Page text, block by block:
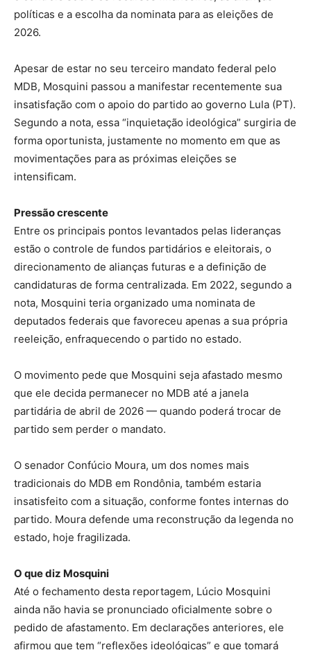
políticas e a escolha da nominata para as eleições de
2026.
Apesar de estar no seu terceiro mandato federal pelo
MDB, Mosquini passou a manifestar recentemente sua
insatisfação com o apoio do partido ao governo Lula (PT).
Segundo a nota, essa “inquietação ideológica” surgiria de
forma oportunista, justamente no momento em que as
movimentações para as próximas eleições se
intensificam.
Pressão crescente
Entre os principais pontos levantados pelas lideranças
estão o controle de fundos partidários e eleitorais, o
direcionamento de alianças futuras e a definição de
candidaturas de forma centralizada. Em 2022, segundo a
nota, Mosquini teria organizado uma nominata de
deputados federais que favoreceu apenas a sua própria
reeleição, enfraquecendo o partido no estado.
O movimento pede que Mosquini seja afastado mesmo
que ele decida permanecer no MDB até a janela
partidária de abril de 2026 — quando poderá trocar de
partido sem perder o mandato.
O senador Confúcio Moura, um dos nomes mais
tradicionais do MDB em Rondônia, também estaria
insatisfeito com a situação, conforme fontes internas do
partido. Moura defende uma reconstrução da legenda no
estado, hoje fragilizada.
O que diz Mosquini
Até o fechamento desta reportagem, Lúcio Mosquini
ainda não havia se pronunciado oficialmente sobre o
pedido de afastamento. Em declarações anteriores, ele
afirmou que tem “reflexões ideológicas” e que tomará